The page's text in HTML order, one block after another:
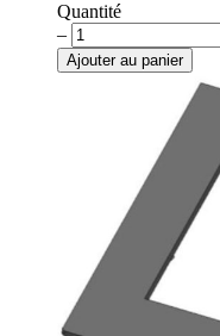
Quantité
quantité
de
L
–
Ajouter au panier